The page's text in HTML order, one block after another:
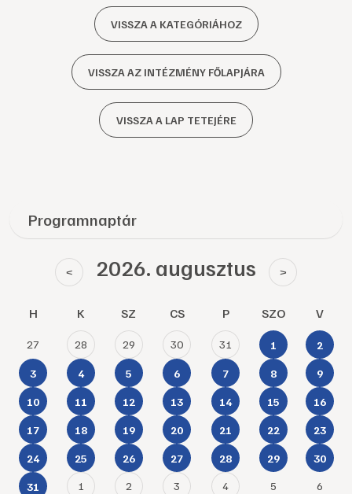
VISSZA A KATEGÓRIÁHOZ
VISSZA AZ INTÉZMÉNY FŐLAPJÁRA
VISSZA A LAP TETEJÉRE
Programnaptár
< 2026. augusztus >
H K SZ CS P SZO V
27 28 29 30 31 1 2
3 4 5 6 7 8 9
10 11 12 13 14 15 16
17 18 19 20 21 22 23
24 25 26 27 28 29 30
31 1 2 3 4 5 6